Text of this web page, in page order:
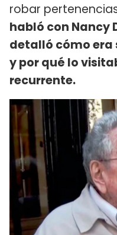
robar
habló con Nancy
detalló cómo era
y por qué lo
recurrente.